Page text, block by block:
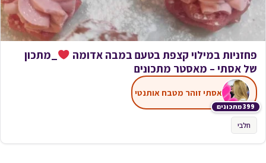
פחזניות במילוי קצפת בטעם במבה אדומה
_מתכון
של אסתי – מאסטר מתכונים
399 מתכונים
אסתי זוהר מטבח אותנטי
חלבי